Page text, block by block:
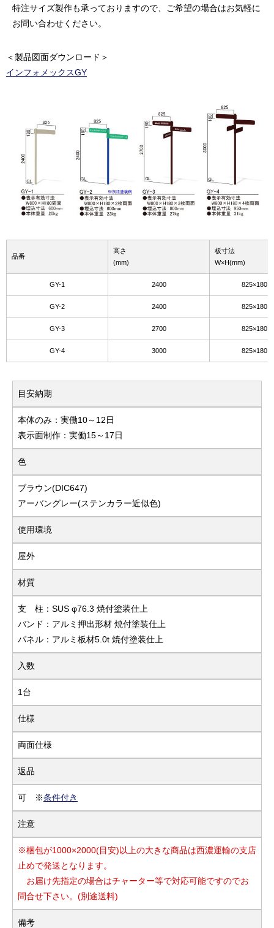
特注サイズ製作も承っておりますので、ご希望の場合はお気軽に
お問い合わせください。
＜製品図面ダウンロード＞
インフォメックスGY
品番
高さ
(mm)
板寸法
W×H(mm)
GY-1 2400 825×180 1
GY-2 2400 825×180 2
GY-3 2700 825×180 3
GY-4 3000 825×180 4
目安納期
本体のみ：実働10～12日
表示面制作：実働15～17日
色
ブラウン(DIC647)
アーバングレー(ステンカラー近似色)
使用環境
屋外
材質
支 柱：SUS φ76.3 焼付塗装仕上
バンド：アルミ押出形材 焼付塗装仕上
パネル：アルミ板材5.0t 焼付塗装仕上
入数
1台
仕様
両面仕様
返品
可 ※条件付き
注意
※梱包が1000×2000(目安)以上の大きな商品は西濃運輸の支店
止めで発送となります。
お届け先指定の場合はチャーター等で対応可能ですのでお
問合せ下さい。(別途送料)
備考